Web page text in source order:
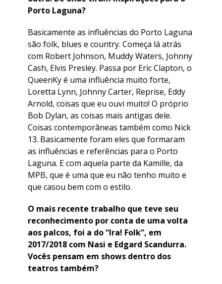
Porto Laguna?
Basicamente as influências do Porto Laguna
são folk, blues e country. Começa lá atrás
com Robert Johnson, Muddy Waters, Johnny
Cash, Elvis Presley. Passa por Eric Clapton, o
QueenKy é uma influência muito forte,
Loretta Lynn, Johnny Carter, Reprise, Eddy
Arnold, coisas que eu ouvi muito! O próprio
Bob Dylan, as coisas mais antigas dele.
Coisas contemporâneas também como Nick
13. Basicamente foram eles que formaram
as influências e referências para o Porto
Laguna. E com aquela parte da Kamille, da
MPB, que é uma que eu não tenho muito e
que casou bem com o estilo.
O mais recente trabalho que teve seu
reconhecimento por conta de uma volta
aos palcos, foi a do “Ira! Folk”, em
2017/2018 com Nasi e Edgard Scandurra.
Vocês pensam em shows dentro dos
teatros também?